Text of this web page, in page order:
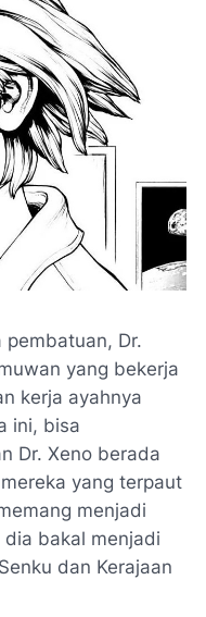
Dr.
yang bekerja
kerja ayahnya
ini, bisa
Dr. Xeno berada
yang terpaut
menjadi
bakal menjadi
dan Kerajaan